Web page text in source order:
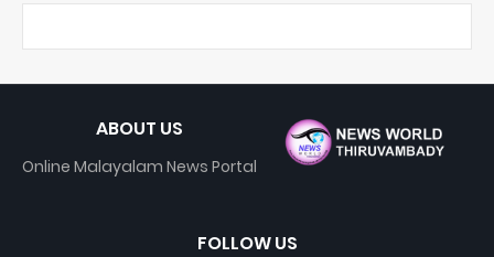
ABOUT US
Online Malayalam News Portal
FOLLOW US